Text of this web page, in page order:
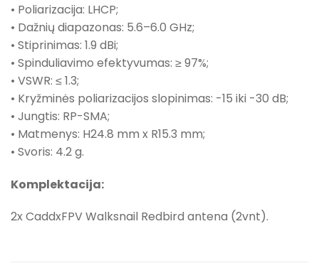
• Poliarizacija: LHCP;
• Dažnių diapazonas: 5.6–6.0 GHz;
• Stiprinimas: 1.9 dBi;
• Spinduliavimo efektyvumas: ≥ 97%;
• VSWR: ≤ 1.3;
• Kryžminės poliarizacijos slopinimas: -15 iki -30 dB;
• Jungtis: RP-SMA;
• Matmenys: H24.8 mm x R15.3 mm;
• Svoris: 4.2 g.
Komplektacija:
2x CaddxFPV Walksnail Redbird antena (2vnt).